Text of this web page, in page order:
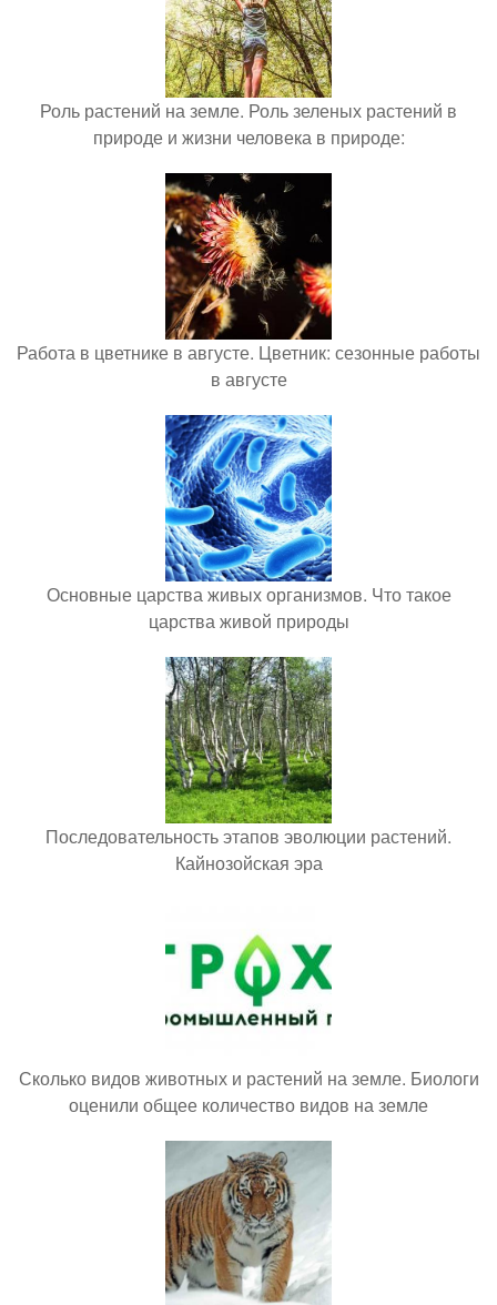
Роль растений на земле. Роль зеленых растений в
природе и жизни человека в природе:
Работа в цветнике в августе. Цветник: сезонные работы
в августе
Основные царства живых организмов. Что такое
царства живой природы
Последовательность этапов эволюции растений.
Кайнозойская эра
Сколько видов животных и растений на земле. Биологи
оценили общее количество видов на земле